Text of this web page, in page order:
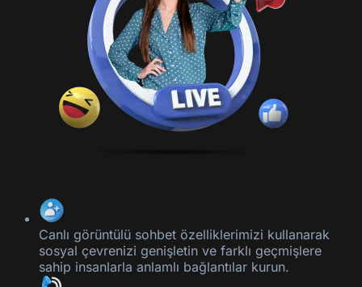
Canlı görüntülü sohbet özelliklerimizi kullanarak
sosyal çevrenizi genişletin ve farklı geçmişlere
sahip insanlarla anlamlı bağlantılar kurun.